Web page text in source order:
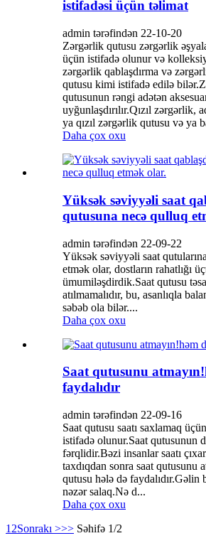
istifadəsi üçün təlimat
admin tərəfindən 22-10-20
Zərgərlik qutusu zərgərlik
üçün istifadə olunur və
zərgərlik qablaşdırma və
qutusu kimi istifadə edilə
qutusunun rəngi adətən
uyğunlaşdırılır.Qızıl zərgərlik,
ya qızıl zərgərlik qutusu və ya
Daha çox oxu
Yüksək səviyyəli saat
qutusuna necə qulluq
admin tərəfindən 22-09-22
Yüksək səviyyəli saat
etmək olar, dostların rahatlığı
ümumiləşdirdik.Saat qutusu
atılmamalıdır, bu, asanlıqla
səbəb ola bilər....
Daha çox oxu
Saat qutusunu
faydalıdır
admin tərəfindən 22-09-16
Saat qutusu saatı saxlamaq
istifadə olunur.Saat qutusunun
fərqlidir.Bəzi insanlar saatı
taxdıqdan sonra saat qutusunu
qutusu hələ də faydalıdır.Gəlin
nəzər salaq.Nə d...
Daha çox oxu
1 2Sonrakı >>> Səhifə 1/2